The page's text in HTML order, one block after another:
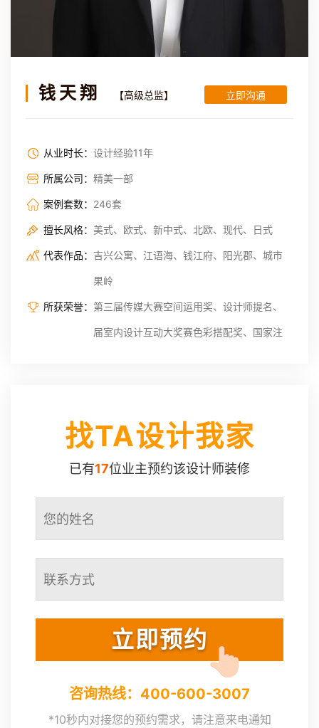
钱天翔 【高级总监】 立即沟通
从业时长： 设计经验11年
所属公司： 精美一部
案例套数： 246套
擅长风格： 美式、欧式、新中式、北欧、现代、日式
代表作品： 吉兴公寓、江语海、钱江府、阳光郡、城市
果岭
所获荣誉： 第三届传媒大赛空间运用奖、设计师提名、
届室内设计互动大奖赛色彩搭配奖、国家注
找TA设计我家
已有17位业主预约该设计师装修
咨询热线：400-600-3007
*10秒内对接您的预约需求，请注意来电通知